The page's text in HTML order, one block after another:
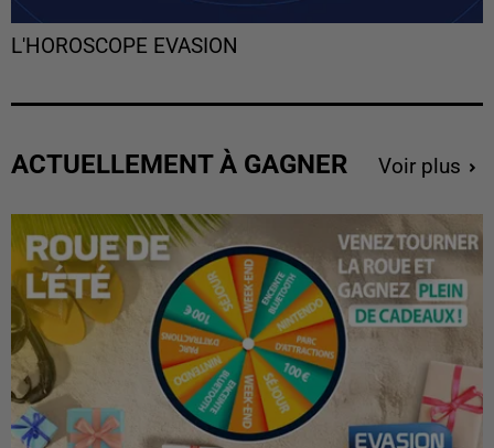
L'HOROSCOPE EVASION
ACTUELLEMENT À GAGNER Voir plus